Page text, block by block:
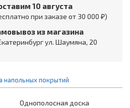
10 августа
при заказе от 30 000 ₽)
из магазина
ул. Шаумяна, 20
напольных покрытий
Однополосная доска